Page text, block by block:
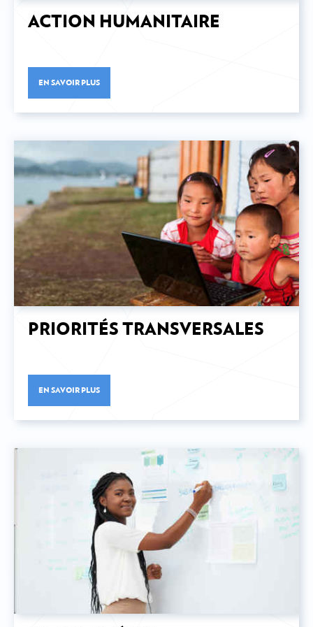
ACTION HUMANITAIRE
EN SAVOIR PLUS
PRIORITÉS TRANSVERSALES
EN SAVOIR PLUS